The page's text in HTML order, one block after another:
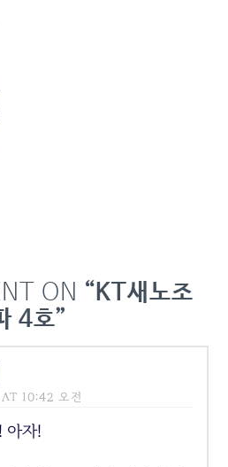
ON “KT새노조
4호”
10:42 오전
아자!